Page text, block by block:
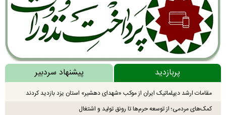
پربازدید پیشنهاد سردبیر
مقامات ارشد دیپلماتیک ایران از موکب «شهدای دهشیر» استان یزد بازدید کردند
کمک‌های مردمی؛ از توسعه حرم‌ها تا رونق تولید و اشتغال